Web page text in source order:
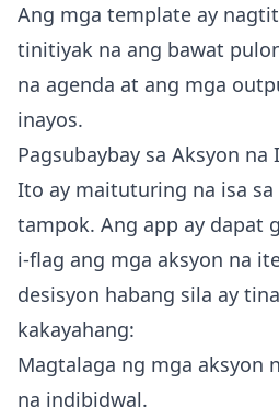
Ang mga template ay
tinitiyak na ang bawat
na agenda at ang mga
inayos.
Pagsubaybay sa Aksyon
Ito ay maituturing na isa
tampok. Ang app ay dapat
i-flag ang mga aksyon na
desisyon habang sila ay
kakayahang:
Magtalaga ng mga aksyon
na indibidwal.